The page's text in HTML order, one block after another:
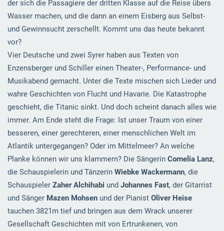
der sich die Passagiere der dritten Klasse auf die Reise übers
Wasser machen, und die dann an einem Eisberg aus Selbst-
und Gewinnsucht zerschellt. Kommt uns das heute bekannt
vor?
Vier Deutsche und zwei Syrer haben aus Texten von
Enzensberger und Schiller einen Theater-, Performance- und
Musikabend gemacht. Unter die Texte mischen sich Lieder und
wahre Geschichten von Flucht und Havarie. Die Katastrophe
geschieht, die Titanic sinkt. Und doch scheint danach alles wie
immer. Am Ende steht die Frage: Ist unser Traum von einer
besseren, einer gerechteren, einer menschlichen Welt im
Atlantik untergegangen? Oder im Mittelmeer? An welche
Planke können wir uns klammern? Die Sängerin Cornelia Lanz,
die Schauspielerin und Tänzerin Wiebke Wackermann, die
Schauspieler Zaher Alchihabi und Johannes Fast, der Gitarrist
und Sänger Mazen Mohsenund der Pianist Oliver Heise
tauchen 3821m tief und bringen aus dem Wrack unserer
Gesellschaft Geschichten mit von Ertrunkenen, von